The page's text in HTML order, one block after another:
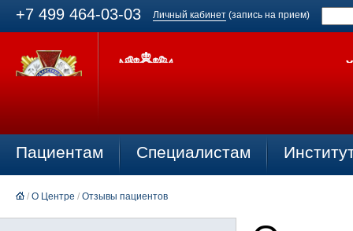
+7 499 464-03-03 Личный кабинет (запись на прием)
Пациентам Специалистам
/ О Центре / Отзывы пациентов